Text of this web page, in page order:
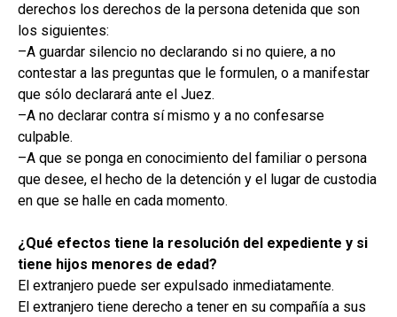
derechos los derechos de la persona detenida que son
los siguientes:
–A guardar silencio no declarando si no quiere, a no
contestar a las preguntas que le formulen, o a manifestar
que sólo declarará ante el Juez.
–A no declarar contra sí mismo y a no confesarse
culpable.
–A que se ponga en conocimiento del familiar o persona
que desee, el hecho de la detención y el lugar de custodia
en que se halle en cada momento.
¿Qué efectos tiene la resolución del expediente y si
tiene hijos menores de edad?
El extranjero puede ser expulsado inmediatamente.
El extranjero tiene derecho a tener en su compañía a sus